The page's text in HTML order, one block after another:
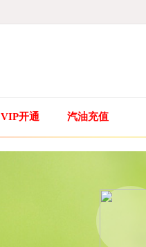
VIP开通 汽油充值